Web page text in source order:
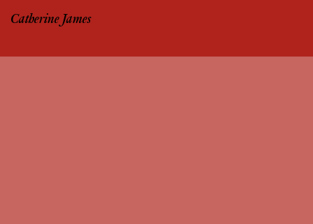
Catherine James